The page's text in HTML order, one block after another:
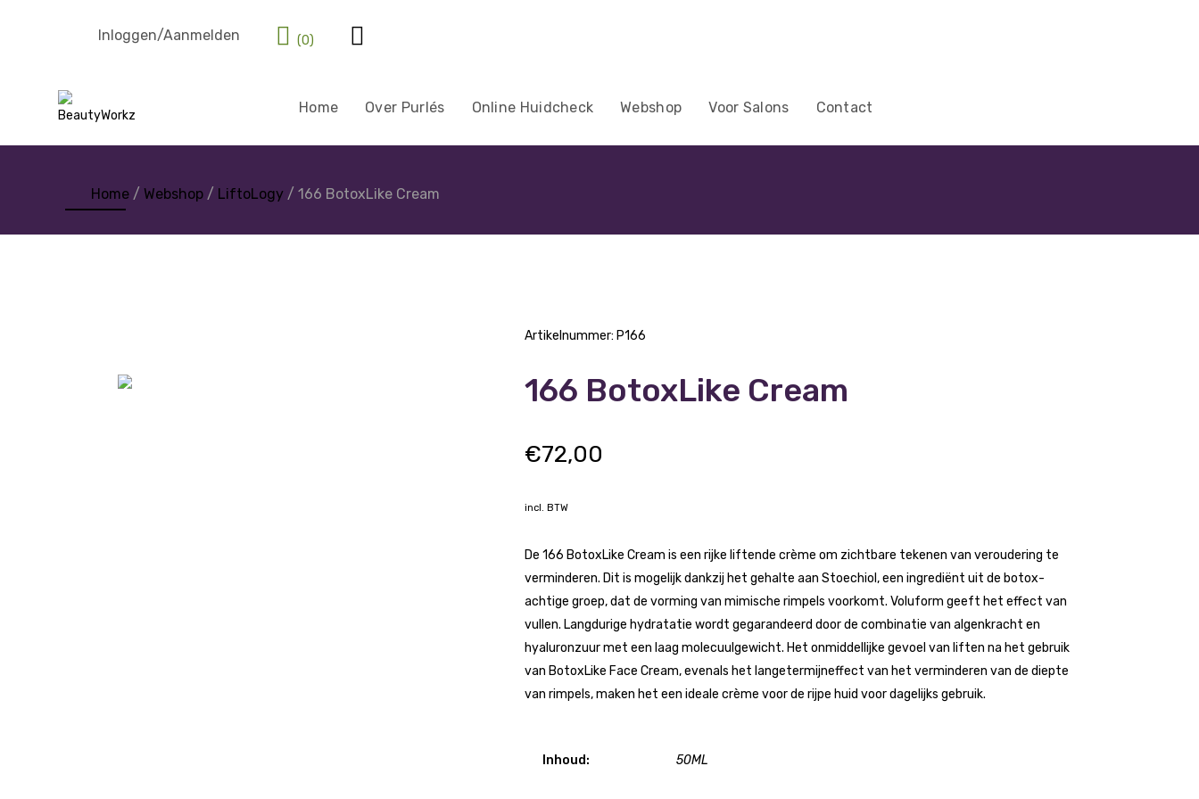
Home Over Purlés Online Huidcheck Webshop Voor Salons Contact
Inloggen/Aanmelden (0)
Home / Webshop / LiftoLogy / 166 BotoxLike Cream
Artikelnummer: P166
166 BotoxLike Cream
€72,00
incl. BTW
De 166 BotoxLike Cream is een rijke liftende crème om zichtbare tekenen van veroudering te
verminderen. Dit is mogelijk dankzij het gehalte aan Stoechiol, een ingrediënt uit de botox-
achtige groep, dat de vorming van mimische rimpels voorkomt. Voluform geeft het effect van
vullen. Langdurige hydratatie wordt gegarandeerd door de combinatie van algenkracht en
hyaluronzuur met een laag molecuulgewicht. Het onmiddellijke gevoel van liften na het gebruik
van BotoxLike Face Cream, evenals het langetermijneffect van het verminderen van de diepte
van rimpels, maken het een ideale crème voor de rijpe huid voor dagelijks gebruik.
Inhoud: 50ML